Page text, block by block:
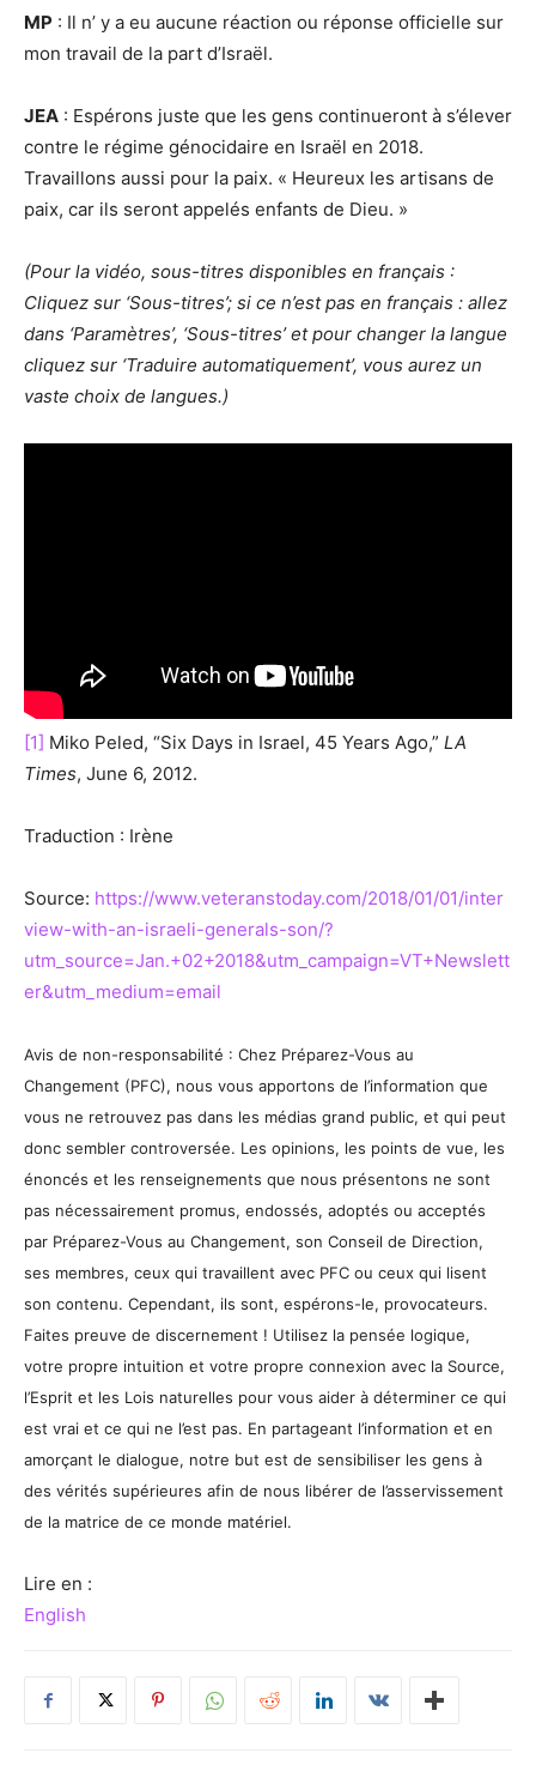
MP : Il n’ y a eu aucune réaction ou réponse officielle sur
mon travail de la part d’Israël.
JEA : Espérons juste que les gens continueront à s’élever
contre le régime génocidaire en Israël en 2018.
Travaillons aussi pour la paix. « Heureux les artisans de
paix, car ils seront appelés enfants de Dieu. »
(Pour la vidéo, sous-titres disponibles en français :
Cliquez sur ‘Sous-titres’; si ce n’est pas en français : allez
dans ‘Paramètres’, ‘Sous-titres’ et pour changer la langue
cliquez sur ‘Traduire automatiquement’, vous aurez un
vaste choix de langues.)
[1] Miko Peled, “Six Days in Israel, 45 Years Ago,” LA
Times, June 6, 2012.
Traduction : Irène
Source: https://www.veteranstoday.com/2018/01/01/inter
view-with-an-israeli-generals-son/?
utm_source=Jan.+02+2018&utm_campaign=VT+Newslett
er&utm_medium=email
Avis de non-responsabilité : Chez Préparez-Vous au
Changement (PFC), nous vous apportons de l’information que
vous ne retrouvez pas dans les médias grand public, et qui peut
donc sembler controversée. Les opinions, les points de vue, les
énoncés et les renseignements que nous présentons ne sont
pas nécessairement promus, endossés, adoptés ou acceptés
par Préparez-Vous au Changement, son Conseil de Direction,
ses membres, ceux qui travaillent avec PFC ou ceux qui lisent
son contenu. Cependant, ils sont, espérons-le, provocateurs.
Faites preuve de discernement ! Utilisez la pensée logique,
votre propre intuition et votre propre connexion avec la Source,
l’Esprit et les Lois naturelles pour vous aider à déterminer ce qui
est vrai et ce qui ne l’est pas. En partageant l’information et en
amorçant le dialogue, notre but est de sensibiliser les gens à
des vérités supérieures afin de nous libérer de l’asservissement
de la matrice de ce monde matériel.
Lire en :
English